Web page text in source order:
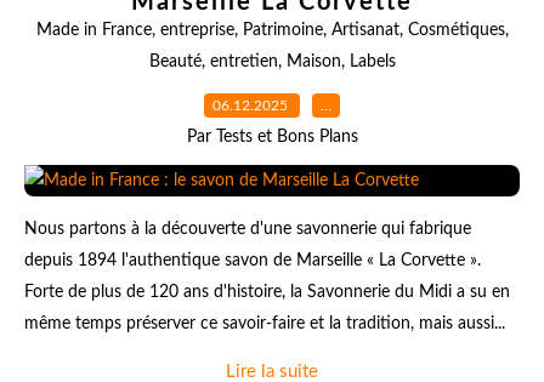
Made in France, entreprise, Patrimoine, Artisanat, Cosmétiques,
Beauté, entretien, Maison, Labels
06.12.2025 …
Par Tests et Bons Plans
Nous partons à la découverte d'une savonnerie qui fabrique
depuis 1894 l'authentique savon de Marseille « La Corvette ».
Forte de plus de 120 ans d'histoire, la Savonnerie du Midi a su en
même temps préserver ce savoir-faire et la tradition, mais aussi...
Lire la suite